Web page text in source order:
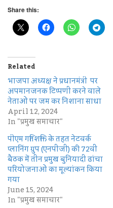
Share this:
Related
भाजपा अध्यक्ष ने प्रधानमंत्री पर
अपमानजनक टिप्पणी करने वाले
नेताओं पर जम कर निशाना साधा
April 12, 2024
In "प्रमुख समाचार"
पीएम गतिशक्ति के तहत नेटवर्क
प्लानिंग ग्रुप (एनपीजी) की 72वीं
बैठक में तीन प्रमुख बुनियादी ढांचा
परियोजनाओं का मूल्यांकन किया
गया
June 15, 2024
In "प्रमुख समाचार"